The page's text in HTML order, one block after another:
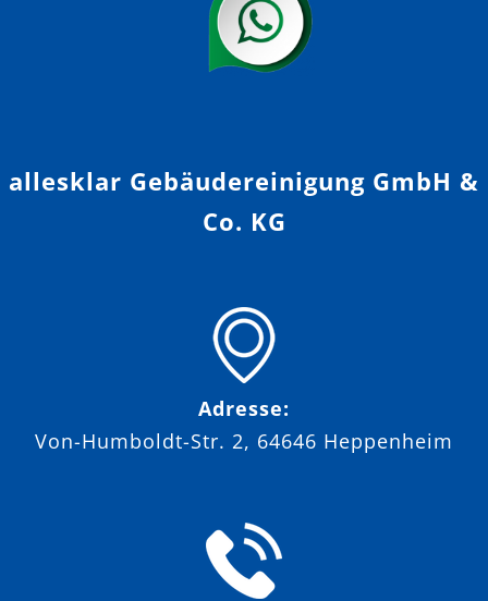
allesklar Gebäudereinigung GmbH &
Co. KG
Adresse:
Von-Humboldt-Str. 2, 64646 Heppenheim